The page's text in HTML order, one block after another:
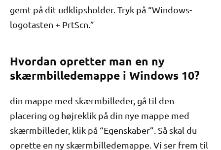
gemt på dit udklipsholder. Tryk på “Windows-
logotasten + PrtScn.”
Hvordan opretter man en ny
skærmbilledemappe i Windows 10?
din mappe med skærmbilleder, gå til den
placering og højreklik på din nye mappe med
skærmbilleder, klik på “Egenskaber”. Så skal du
oprette en ny skærmbilledemappe. Vi ser frem til